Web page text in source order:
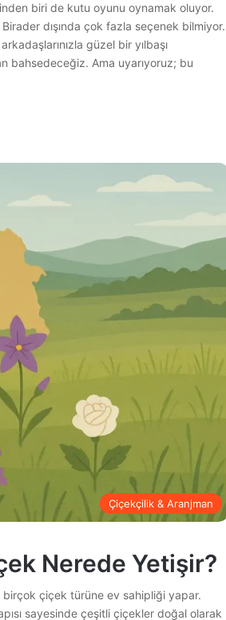
biri de kutu oyunu oynamak oluyor.
dışında çok fazla seçenek bilmiyor.
güzel bir yılbaşı
bahsedeceğiz. Ama uyarıyoruz; bu
Çiçekçilik & Aranjman
Nerede Yetişir?
birçok çiçek türüne ev sahipliği yapar.
sayesinde çeşitli çiçekler doğal olarak